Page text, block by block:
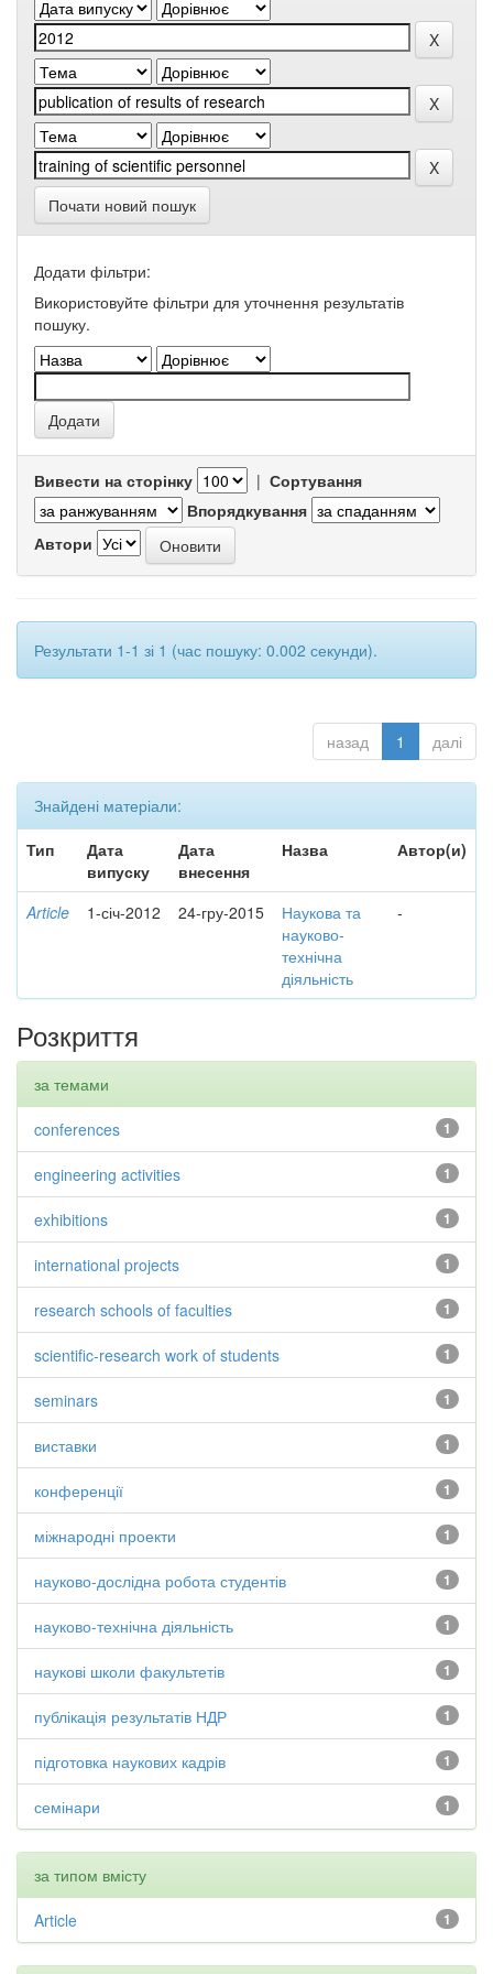
Почати новий пошук
Додати фільтри:
Використовуйте фільтри для уточнення результатів
пошуку.
Вивести на сторінку | Сортування
Впорядкування
Автори
Результати 1-1 зі 1 (час пошуку: 0.002 секунди).
назад 1 далі
Знайдені матеріали:
Тип
Дата
випуску
Дата
внесення
Назва Автор(и)
Article 1-січ-2012 24-гру-2015
Наукова та
науково-
технічна
діяльність
-
Розкриття
за темами
1
conferences
1
engineering activities
1
exhibitions
1
international projects
1
research schools of faculties
1
scientific-research work of students
1
seminars
1
виставки
1
конференції
1
міжнародні проекти
1
науково-дослідна робота студентів
1
науково-технічна діяльність
1
наукові школи факультетів
1
публікація результатів НДР
1
підготовка наукових кадрів
1
семінари
за типом вмісту
1
Article